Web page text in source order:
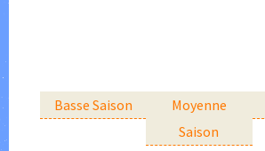
Basse Saison
Moyenne
Saison